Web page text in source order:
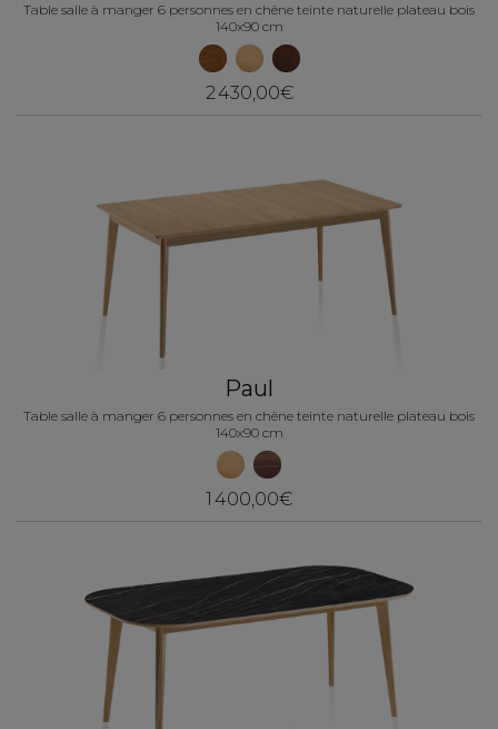
Table salle à manger 6 personnes en chêne teinte naturelle plateau bois
140x90 cm
2 430,00€
Paul
Table salle à manger 6 personnes en chêne teinte naturelle plateau bois
140x90 cm
1 400,00€